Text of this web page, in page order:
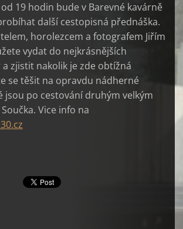
19 hodin bude v Barevné kavárně
další cestopisná přednáška.
horolezcem a fotografem Jiřím
vydat do nejkrásnějších
zjistit nakolik je zde obtížná
se těšit na opravdu nádherné
jsou po cestování druhým velkým
Vice info na